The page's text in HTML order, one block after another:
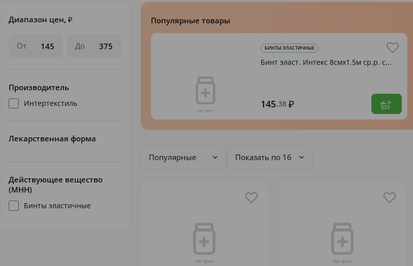
Диапазон цен, ₽
От До
Производитель
Интертекстиль
Лекарственная форма
Действующее вещество
(МНН)
Бинты эластичные
Популярные товары
БИНТЫ ЭЛАСТИЧНЫЕ
Бинт эласт. Интекс 8смх1.5м ср.р. с...
145,38
Популярные Показать по 16